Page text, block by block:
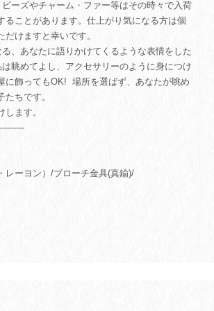
ーズやチャーム・ファー等はその時々で入荷
ることがあります。仕上がり気になる方は個
けますと幸いです。
、あなたに語りかけてくるような表情をした
眺めてよし、アクセサリーのように身につけ
に飾ってもOK! 場所を選ばず、あなたが眺め
ちです。
ます。
ーヨン）/ブローチ金具(真鍮)/